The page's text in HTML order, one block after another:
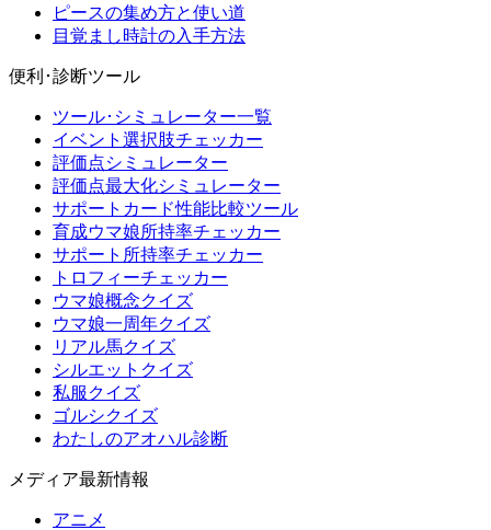
ピースの集め方と使い道
目覚まし時計の入手方法
便利･診断ツール
ツール･シミュレーター一覧
イベント選択肢チェッカー
評価点シミュレーター
評価点最大化シミュレーター
サポートカード性能比較ツール
育成ウマ娘所持率チェッカー
サポート所持率チェッカー
トロフィーチェッカー
ウマ娘概念クイズ
ウマ娘一周年クイズ
リアル馬クイズ
シルエットクイズ
私服クイズ
ゴルシクイズ
わたしのアオハル診断
メディア最新情報
アニメ